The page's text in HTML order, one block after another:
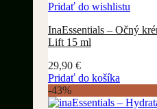
Pridať do wishlistu
InaEssentials – Očný
Lift 15 ml
29,90 €
Pridať do košíka
-43%